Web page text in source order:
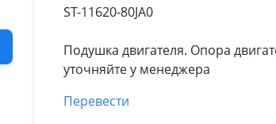
ST-11620-80JA0
Подушка двигателя. Опора
уточняйте у менеджера
Перевести